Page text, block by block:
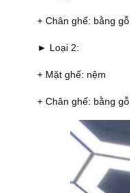
+ Chân ghế: bằng gỗ
► Loại 2:
+ Mặt ghế: nệm
+ Chân ghế: bằng gỗ